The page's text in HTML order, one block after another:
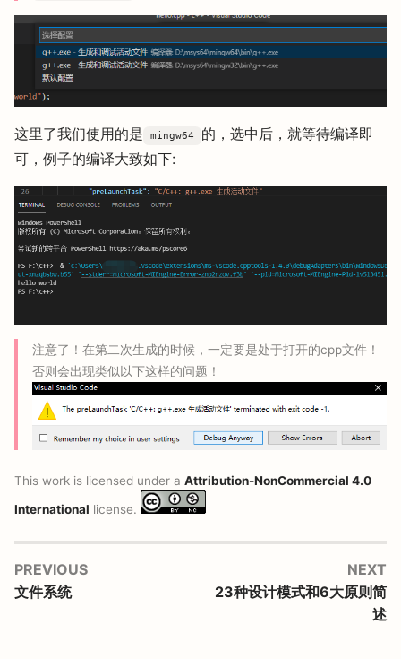
这里了我们使用的是 mingw64
的，选中后，就等待编译即
可，例子的编译大致如下:
注意了！在第二次生成的时候，一定要是处于打开的cpp文件！
否则会出现类似以下这样的问题！
This work is licensed under a Attribution-NonCommercial 4.0
International license.
PREVIOUS
文件系统
NEXT
23种设计模式和6大原则简
述